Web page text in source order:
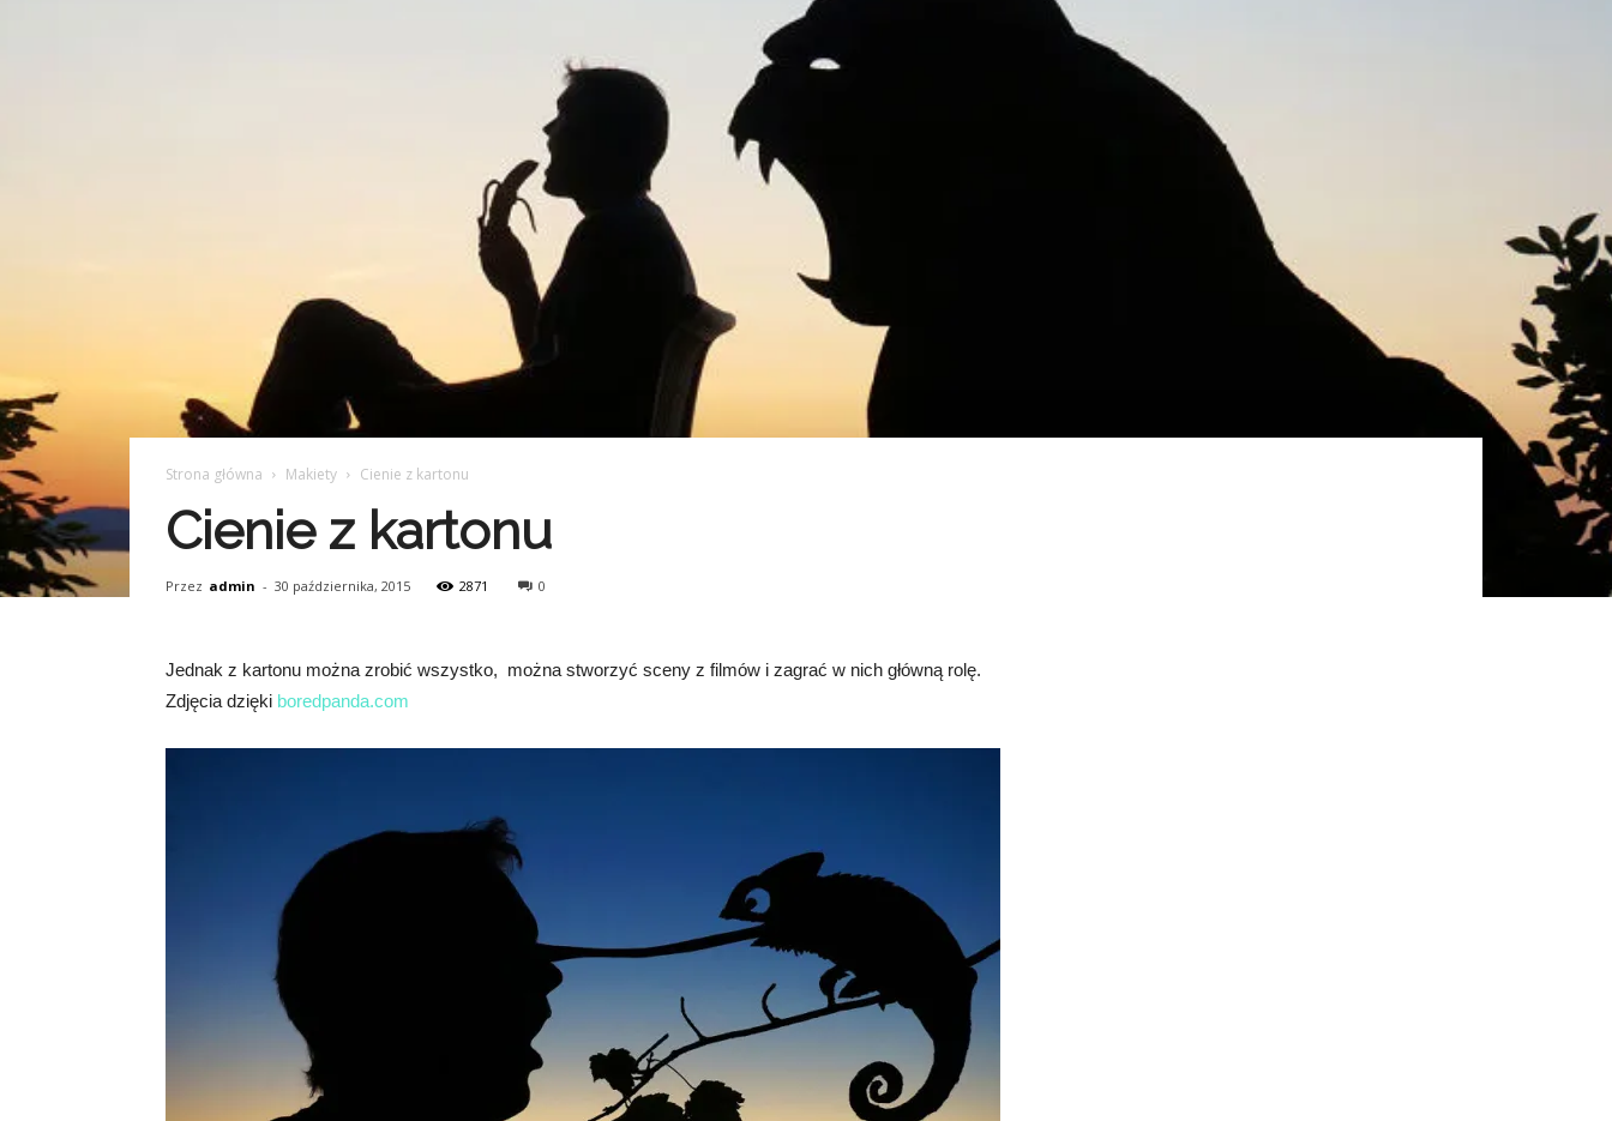
Strona główna Makiety Cienie z kartonu
Cienie z kartonu
Przez admin - 30 października, 2015 2871 0
Jednak z kartonu można zrobić wszystko, można stworzyć sceny z filmów i zagrać w nich główną rolę.
Zdjęcia dzięki boredpanda.com